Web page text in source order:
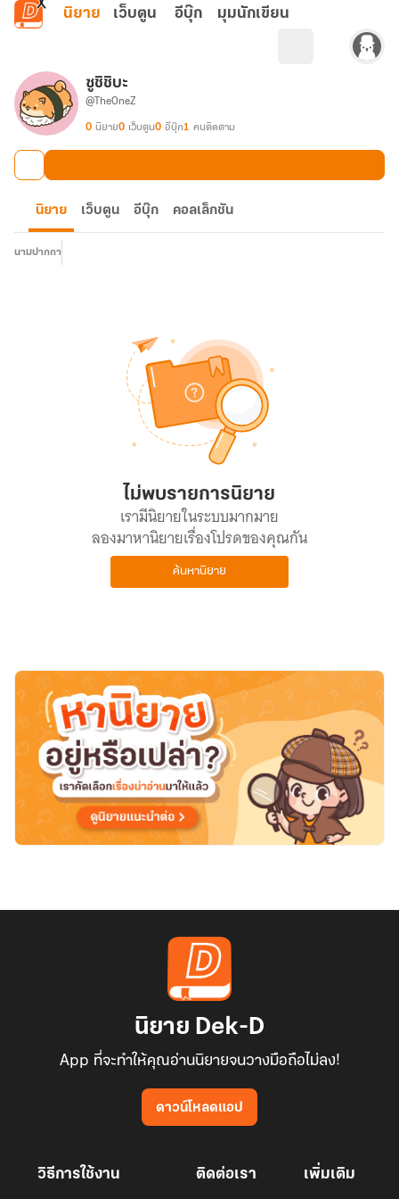
ข้ามไปยังเนื้อหาหลัก
นิยาย เว็บตูน อีบุ๊ก มุมนักเขียน
ซูชิชิบะ
@TheOneZ
0 นิยาย0 เว็บตูน0 อีบุ๊ก1 คนติดตาม
นิยาย เว็บตูน อีบุ๊ก คอลเล็กชัน
นามปากกา
ไม่พบรายการนิยาย
เรามีนิยายในระบบมากมาย
ลองมาหานิยายเรื่องโปรดของคุณกัน
ค้นหานิยาย
นิยาย Dek-D
App ที่จะทำให้คุณอ่านนิยายจนวางมือถือไม่ลง!
ดาวน์โหลดแอป
วิธีการใช้งาน ติดต่อเรา เพิ่มเติม